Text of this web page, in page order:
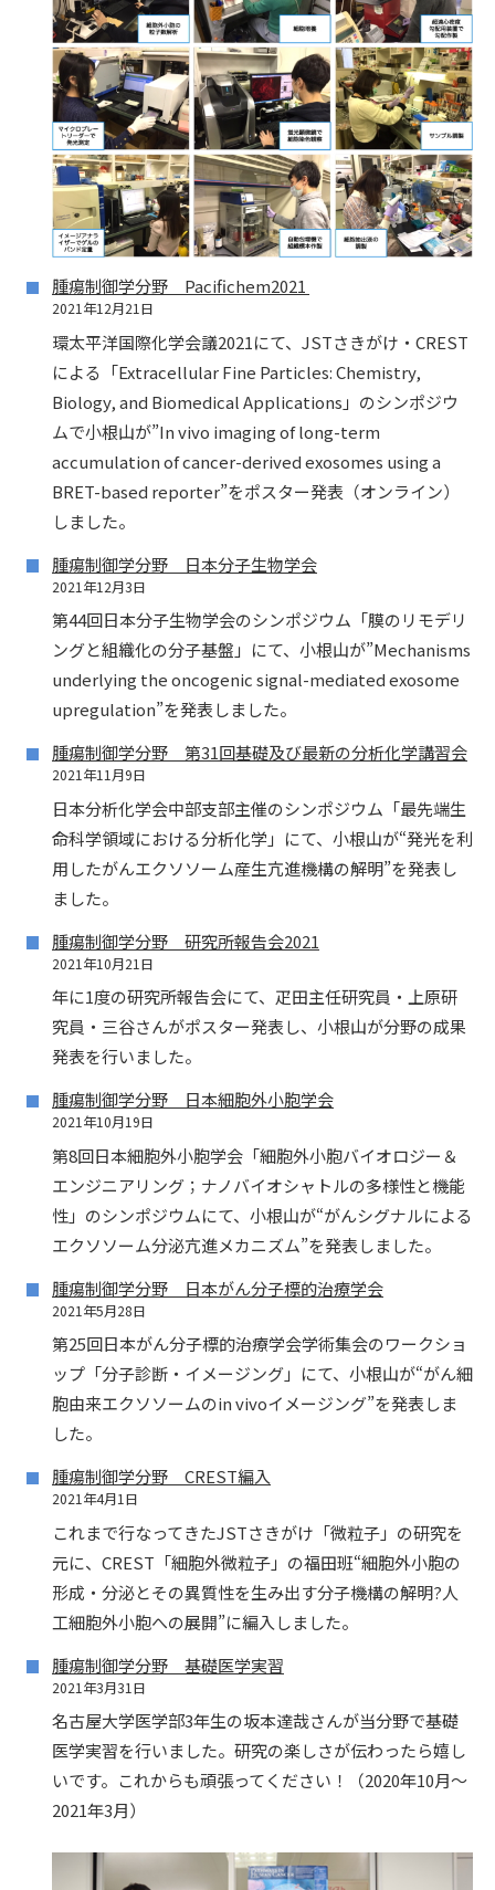
腫瘍制御学分野 Pacifichem2021
2021年12月21日
環太平洋国際化学会議2021にて、JSTさきがけ・CREST
による「Extracellular Fine Particles: Chemistry,
Biology, and Biomedical Applications」のシンポジウ
ムで小根山が”In vivo imaging of long-term
accumulation of cancer-derived exosomes using a
BRET-based reporter”をポスター発表（オンライン）
しました。
腫瘍制御学分野 日本分子生物学会
2021年12月3日
第44回日本分子生物学会のシンポジウム「膜のリモデリ
ングと組織化の分子基盤」にて、小根山が”Mechanisms
underlying the oncogenic signal-mediated exosome
upregulation”を発表しました。
腫瘍制御学分野 第31回基礎及び最新の分析化学講習会
2021年11月9日
日本分析化学会中部支部主催のシンポジウム「最先端生
命科学領域における分析化学」にて、小根山が“発光を利
用したがんエクソソーム産生亢進機構の解明”を発表し
ました。
腫瘍制御学分野 研究所報告会2021
2021年10月21日
年に1度の研究所報告会にて、疋田主任研究員・上原研
究員・三谷さんがポスター発表し、小根山が分野の成果
発表を行いました。
腫瘍制御学分野 日本細胞外小胞学会
2021年10月19日
第8回日本細胞外小胞学会「細胞外小胞バイオロジー＆
エンジニアリング；ナノバイオシャトルの多様性と機能
性」のシンポジウムにて、小根山が“がんシグナルによる
エクソソーム分泌亢進メカニズム”を発表しました。
腫瘍制御学分野 日本がん分子標的治療学会
2021年5月28日
第25回日本がん分子標的治療学会学術集会のワークショ
ップ「分子診断・イメージング」にて、小根山が“がん細
胞由来エクソソームのin vivoイメージング”を発表しま
した。
腫瘍制御学分野 CREST編入
2021年4月1日
これまで行なってきたJSTさきがけ「微粒子」の研究を
元に、CREST「細胞外微粒子」の福田班“細胞外小胞の
形成・分泌とその異質性を生み出す分子機構の解明?人
工細胞外小胞への展開”に編入しました。
腫瘍制御学分野 基礎医学実習
2021年3月31日
名古屋大学医学部3年生の坂本達哉さんが当分野で基礎
医学実習を行いました。研究の楽しさが伝わったら嬉し
いです。これからも頑張ってください！（2020年10月～
2021年3月）